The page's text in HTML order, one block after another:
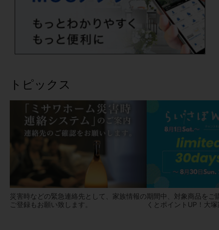
AI住まいの自動運転「生活サポートサービス」サービス終了の
ご案内
「健康リスク予報」サービス終了のご案内
トピックス
災害時などの緊急連絡先として、家族情報の
ご登録もお願い致します。
期間中、対象商品をご
くとポイントUP！大